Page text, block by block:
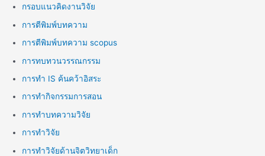
กรอบแนวคิดงานวิจัย
การตีพิมพ์บทความ
การตีพิมพ์บทความ scopus
การทบทวนวรรณกรรม
การทำ IS ค้นคว้าอิสระ
การทำกิจกรรมการสอน
การทำบทความวิจัย
การทำวิจัย
การทำวิจัยด้านจิตวิทยาเด็ก